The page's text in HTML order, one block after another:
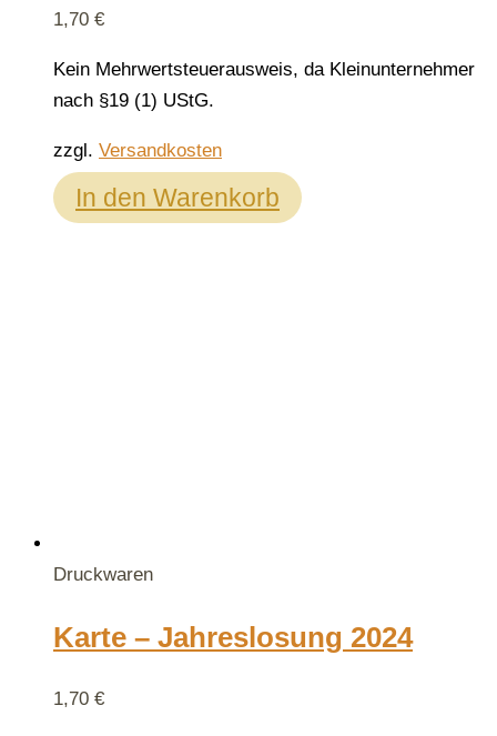
1,70 €
Kein Mehrwertsteuerausweis, da Kleinunternehmer
nach §19 (1) UStG.
zzgl. Versandkosten
In den Warenkorb
Druckwaren
Karte – Jahreslosung 2024
1,70 €